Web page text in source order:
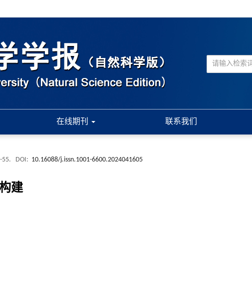
在线期刊 联系我们
55. DOI: 10.16088/j.issn.1001-6600.2024041605
建